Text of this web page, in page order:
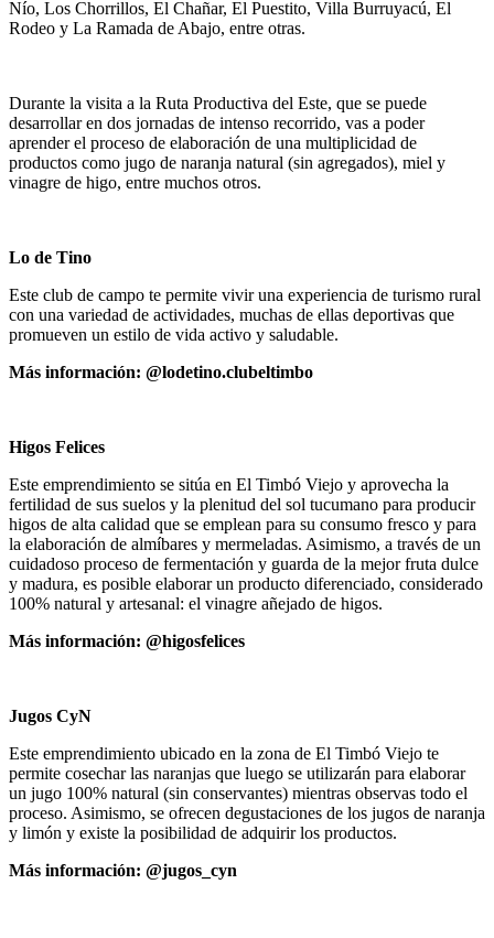
Nío, Los Chorrillos, El Chañar, El Puestito, Villa Burruyacú, El
Rodeo y La Ramada de Abajo, entre otras.
Durante la visita a la Ruta Productiva del Este, que se puede
desarrollar en dos jornadas de intenso recorrido, vas a poder
aprender el proceso de elaboración de una multiplicidad de
productos como jugo de naranja natural (sin agregados), miel y
vinagre de higo, entre muchos otros.
Lo de Tino
Este club de campo te permite vivir una experiencia de turismo rural
con una variedad de actividades, muchas de ellas deportivas que
promueven un estilo de vida activo y saludable.
Más información: @lodetino.clubeltimbo
Higos Felices
Este emprendimiento se sitúa en El Timbó Viejo y aprovecha la
fertilidad de sus suelos y la plenitud del sol tucumano para producir
higos de alta calidad que se emplean para su consumo fresco y para
la elaboración de almíbares y mermeladas. Asimismo, a través de un
cuidadoso proceso de fermentación y guarda de la mejor fruta dulce
y madura, es posible elaborar un producto diferenciado, considerado
100% natural y artesanal: el vinagre añejado de higos.
Más información: @higosfelices
Jugos CyN
Este emprendimiento ubicado en la zona de El Timbó Viejo te
permite cosechar las naranjas que luego se utilizarán para elaborar
un jugo 100% natural (sin conservantes) mientras observas todo el
proceso. Asimismo, se ofrecen degustaciones de los jugos de naranja
y limón y existe la posibilidad de adquirir los productos.
Más información: @jugos_cyn